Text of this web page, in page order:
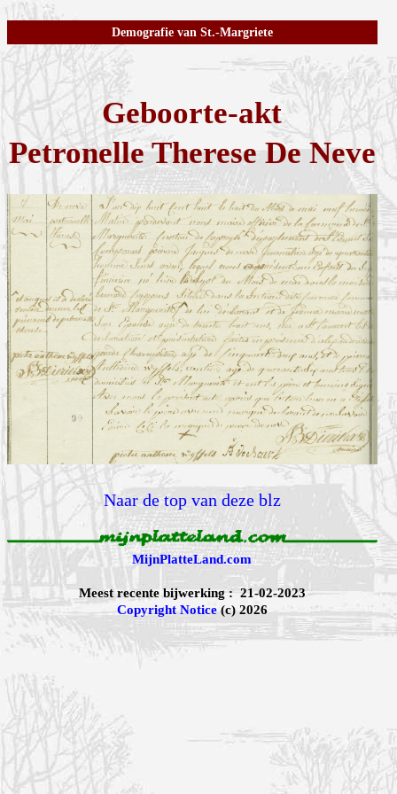
Demografie van St.-Margriete
Geboorte-akt
Petronelle Therese De Neve
Naar de top van deze blz
MijnPlatteLand.com
Meest recente bijwerking : 21-02-2023
Copyright Notice(c) 2026